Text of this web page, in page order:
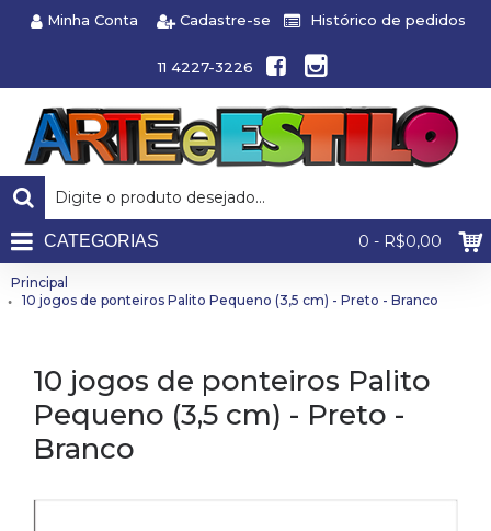
Minha Conta Cadastre-se Histórico de pedidos
11 4227-3226
0 - R$0,00
CATEGORIAS
Principal
10 jogos de ponteiros Palito Pequeno (3,5 cm) - Preto - Branco
10 jogos de ponteiros Palito
Pequeno (3,5 cm) - Preto -
Branco